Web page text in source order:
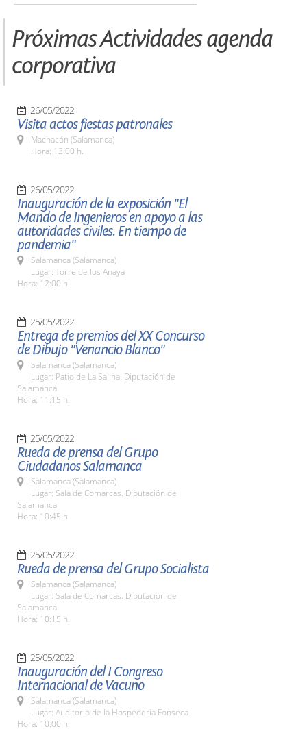
Próximas Actividades agenda
corporativa
26/05/2022
Visita actos fiestas patronales
Machacón (Salamanca)
Hora: 13:00 h.
26/05/2022
Inauguración de la exposición "El
Mando de Ingenieros en apoyo a las
autoridades civiles. En tiempo de
pandemia"
Salamanca (Salamanca)
Lugar: Torre de los Anaya
Hora: 12:00 h.
25/05/2022
Entrega de premios del XX Concurso
de Dibujo "Venancio Blanco"
Salamanca (Salamanca)
Lugar: Patio de La Salina. Diputación de
Salamanca
Hora: 11:15 h.
25/05/2022
Rueda de prensa del Grupo
Ciudadanos Salamanca
Salamanca (Salamanca)
Lugar: Sala de Comarcas. Diputación de
Salamanca
Hora: 10:45 h.
25/05/2022
Rueda de prensa del Grupo Socialista
Salamanca (Salamanca)
Lugar: Sala de Comarcas. Diputación de
Salamanca
Hora: 10:15 h.
25/05/2022
Inauguración del I Congreso
Internacional de Vacuno
Salamanca (Salamanca)
Lugar: Auditorio de la Hospedería Fonseca
Hora: 10:00 h.